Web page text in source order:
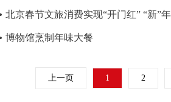
北京春节文旅消费实现“开门红” “新”
博物馆烹制年味大餐
上一页 1 2